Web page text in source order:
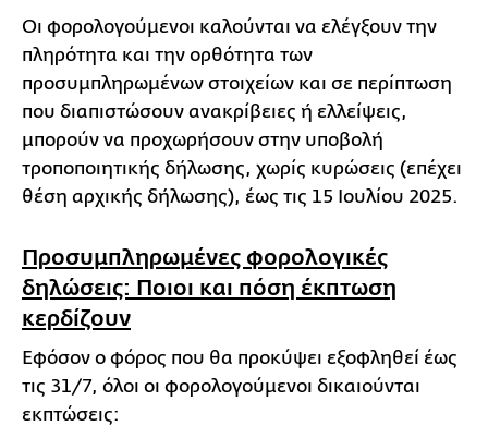
Οι φορολογούμενοι καλούνται να ελέγξουν την
πληρότητα και την ορθότητα των
προσυμπληρωμένων στοιχείων και σε περίπτωση
που διαπιστώσουν ανακρίβειες ή ελλείψεις,
μπορούν να προχωρήσουν στην υποβολή
τροποποιητικής δήλωσης, χωρίς κυρώσεις (επέχει
θέση αρχικής δήλωσης), έως τις 15 Ιουλίου 2025.
Προσυμπληρωμένες φορολογικές
δηλώσεις: Ποιοι και πόση έκπτωση
κερδίζουν
Εφόσον ο φόρος που θα προκύψει εξοφληθεί έως
τις 31/7, όλοι οι φορολογούμενοι δικαιούνται
εκπτώσεις: